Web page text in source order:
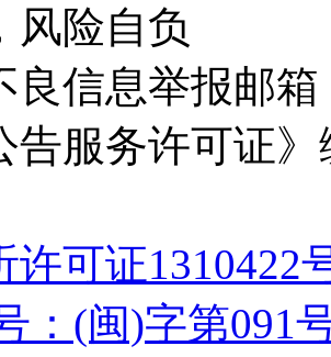
风险自负
良信息举报邮箱
告服务许可证
许可证1310422
：(闽)字第091